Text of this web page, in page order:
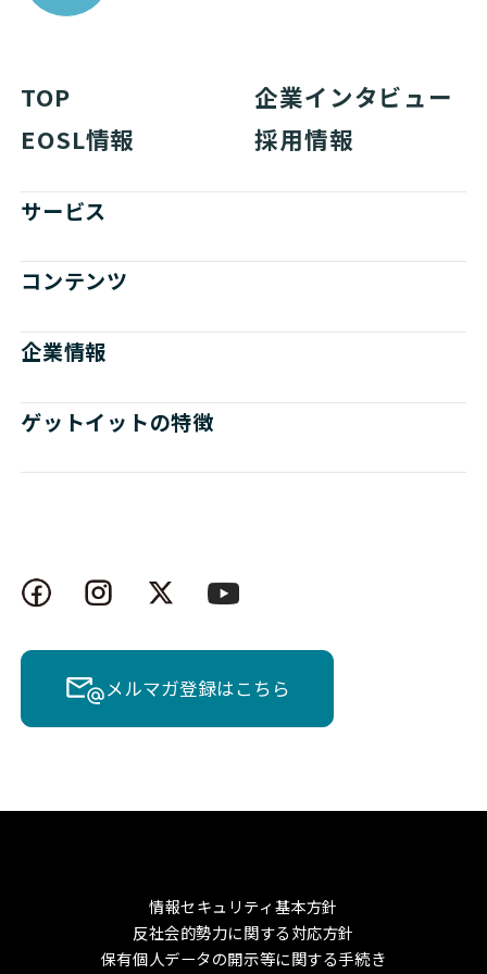
TOP
企業インタビュー
EOSL情報
採用情報
サービス
コンテンツ
企業情報
ゲットイットの特徴
メルマガ登録はこちら
情報セキュリティ基本方針
反社会的勢力に関する対応方針
保有個人データの開示等に関する手続き